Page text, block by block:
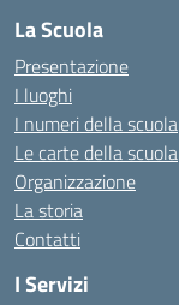
La Scuola
Presentazione
I luoghi
I numeri della scuola
Le carte della scuola
Organizzazione
La storia
Contatti
I Servizi